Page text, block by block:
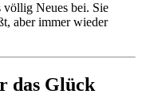
völlig Neues bei. Sie
aber immer wieder
das Glück